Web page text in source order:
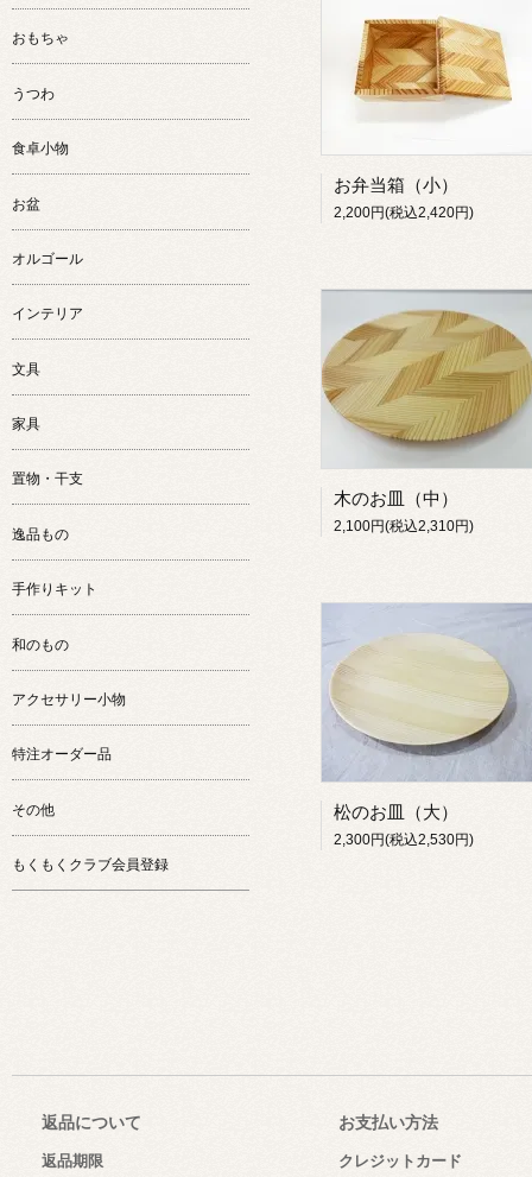
お弁当箱（小）
2,200円(税込2,420円)
木のお皿（中）
2,100円(税込2,310円)
松のお皿（大）
2,300円(税込2,530円)
おもちゃ
うつわ
食卓小物
お盆
オルゴール
インテリア
文具
家具
置物・干支
逸品もの
手作りキット
和のもの
アクセサリー小物
特注オーダー品
その他
もくもくクラブ会員登録
返品について
返品期限
お支払い方法
クレジットカード